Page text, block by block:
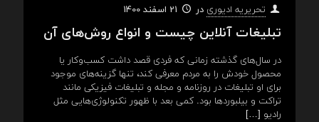
تحریریه ادیوری در 21 اسفند 1400
تبلیغات آنلاین چیست و انواع روش‌های آن
در سال‌های گذشته زمانی که فردی قصد داشت کسب‌وکار یا
محصول خودش را به مردم معرفی کند، تنها گزینه‌های موجود
برای او تبلیغات در روزنامه و مجله و تبلیغات فیزیکی مانند
تراکت و بیلبوردها بود. کمی بعد با ظهور تکنولوژی‌هایی مثل
رادیو […]